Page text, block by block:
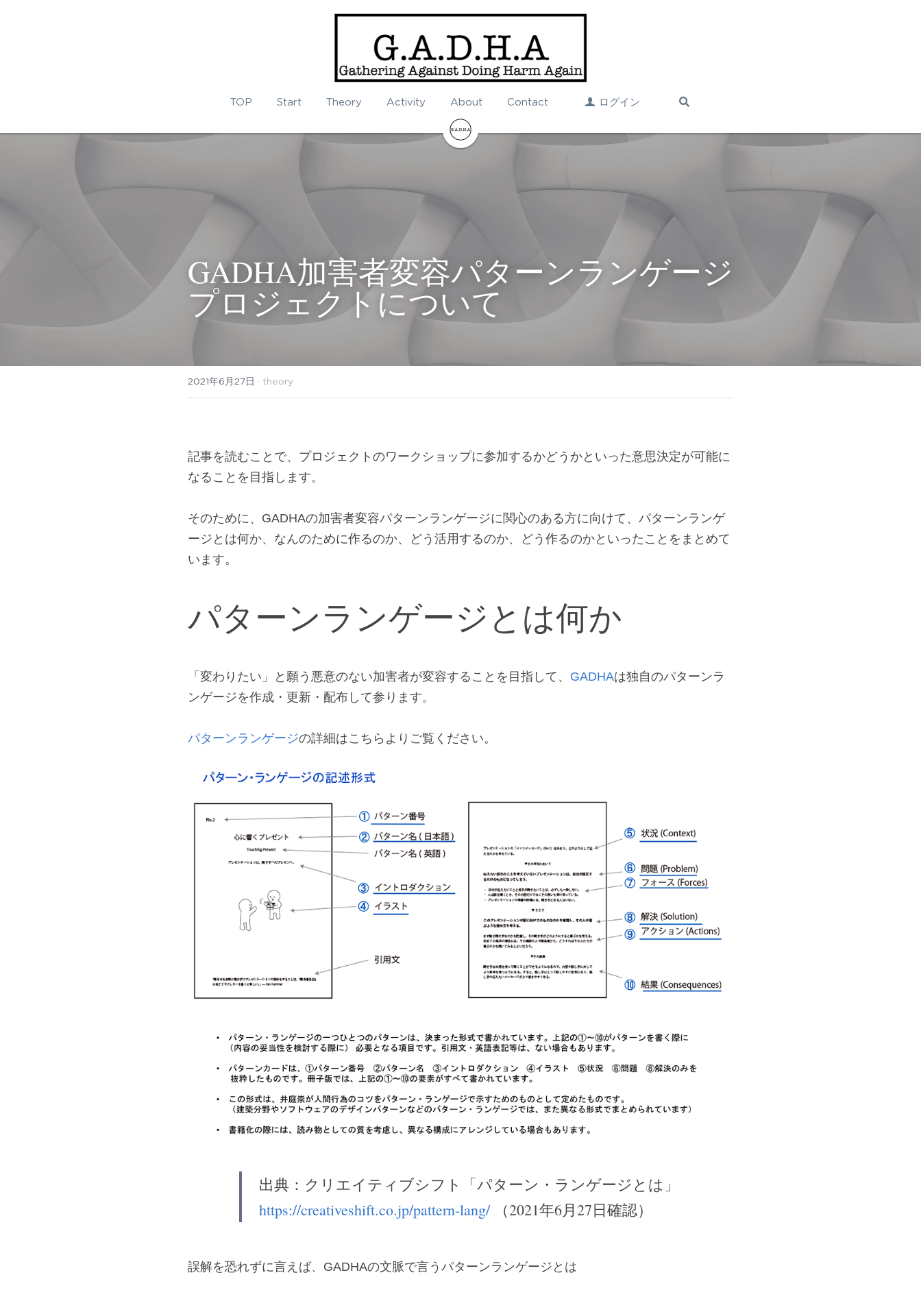
TOP Start Theory Activity About Contact ログイン
GADHA加害者変容パターンランゲージ
プロジェクトについて
2021年6月27日 · theory
記事を読むことで、プロジェクトのワークショップに参加するかどうかといった意思決定が可能に
なることを目指します。
そのために、GADHAの加害者変容パターンランゲージに関心のある方に向けて、パターンランゲ
ージとは何か、なんのために作るのか、どう活用するのか、どう作るのかといったことをまとめて
います。
パターンランゲージとは何か
「変わりたい」と願う悪意のない加害者が変容することを目指して、 GADHAは独自のパターンラ
ンゲージを作成・更新・配布して参ります。
パターンランゲージの詳細はこちらよりご覧ください。
出典：クリエイティブシフト「パターン・ランゲージとは」
https://creativeshift.co.jp/pattern-lang/ （2021年6月27日確認）
誤解を恐れずに言えば、GADHAの文脈で言うパターンランゲージとは